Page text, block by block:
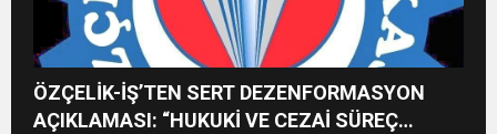
ÖZÇELİK-İŞ’TEN SERT DEZENFORMASYON
AÇIKLAMASI: “HUKUKİ VE CEZAİ SÜREÇ